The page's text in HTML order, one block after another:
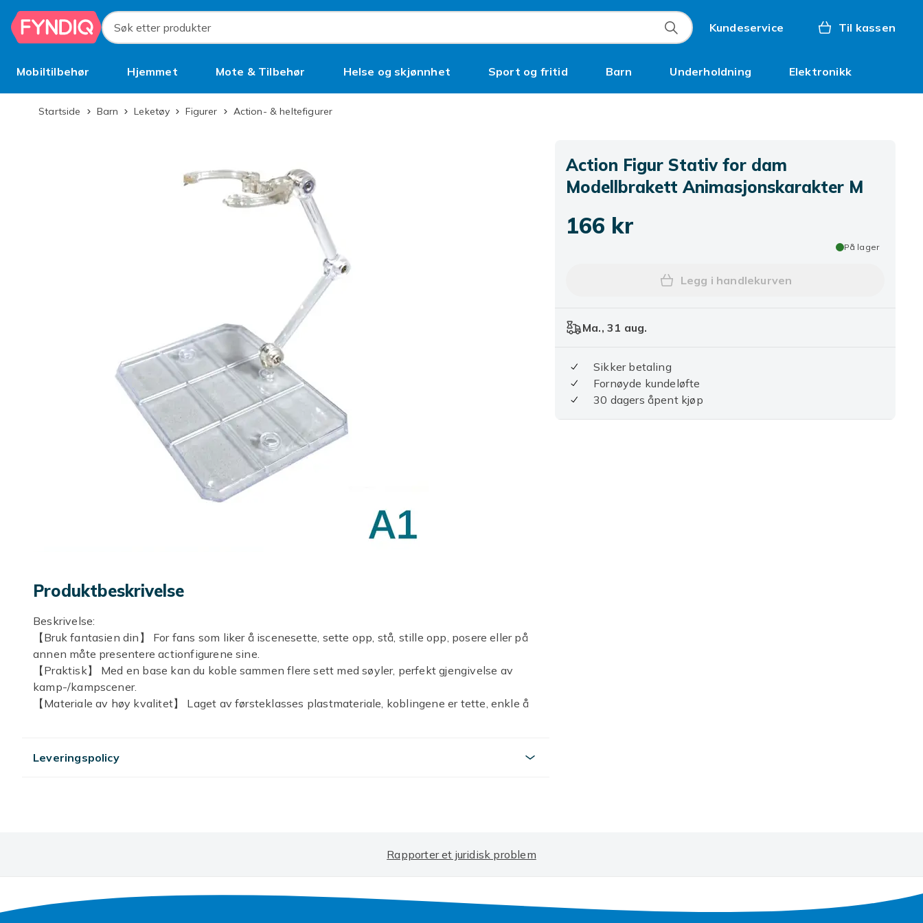
Hopp til hovedinnhold
Søk etter produkter
Kundeservice Til kassen
Mobiltilbehør Hjemmet Mote & Tilbehør Helse og skjønnhet Sport og fritid Barn Underholdning Elektronikk
BruktStartside Barn Leketøy Figurer Action- & heltefigurer
Produktbeskrivelse
Beskrivelse:
【Bruk fantasien din】 For fans som liker å iscenesette, sette opp, stå, stille opp, posere eller på
annen måte presentere actionfigurene sine.
【Praktisk】 Med en base kan du koble sammen flere sett med søyler, perfekt gjengivelse av
kamp-/kampscener.
【Materiale av høy kvalitet】 Laget av førsteklasses plastmateriale, koblingene er tette, enkle å
bærbar som du enkelt kan flytte den på.
Flere støtter kan støtes
Leveringspolicy
Action Figur Stativ for dam
Modellbrakett Animasjonskarakter M
166 kr
På lager
Legg Action Figur Stativ for dam
Legg i handlekurven
Ma., 31 aug.
Sikker betaling
Fornøyde kundeløfte
30 dagers åpent kjøp
Rapporter et juridisk problem